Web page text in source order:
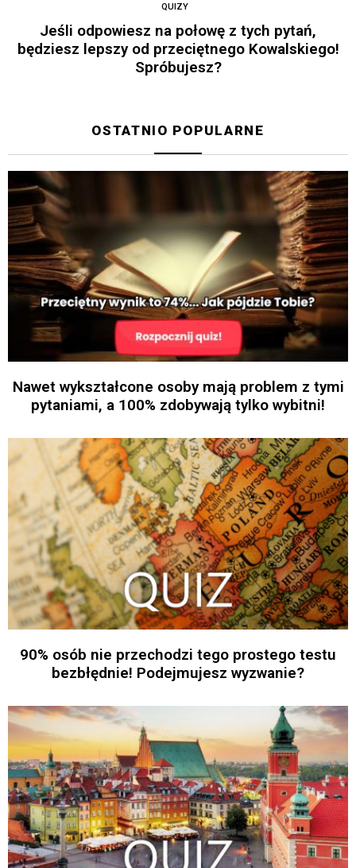
QUIZY
Jeśli odpowiesz na połowę z tych pytań,
będziesz lepszy od przeciętnego Kowalskiego!
Spróbujesz?
OSTATNIO POPULARNE
Nawet wykształcone osoby mają problem z tymi
pytaniami, a 100% zdobywają tylko wybitni!
90% osób nie przechodzi tego prostego testu
bezbłędnie! Podejmujesz wyzwanie?